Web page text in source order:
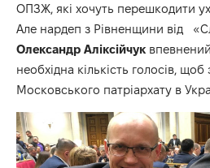
ОПЗЖ, які хочуть перешкодити
Але нардеп з Рівненщини від
Олександр Аліксійчук
необхідна кількість голосів,
Московського патріархату в